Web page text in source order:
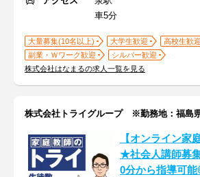
車5分
大量募集(10名以上) 大学生歓迎
高校生歓迎
副業・Ｗワーク歓迎
シルバー歓迎
株式会社はなまるの求人一覧を見る
株式会社トライグループ ※勤務地：福島
【オンライン
★社会人講師募
0分から指導可